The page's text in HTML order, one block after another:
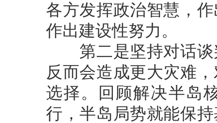
各方发挥政治智慧，
作出建设性努力。
第二是坚持对话谈
反而会造成更大灾难
选择。回顾解决半岛
行，半岛局势就能保